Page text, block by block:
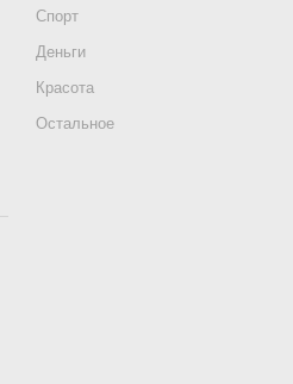
Спорт
Деньги
Красота
Остальное